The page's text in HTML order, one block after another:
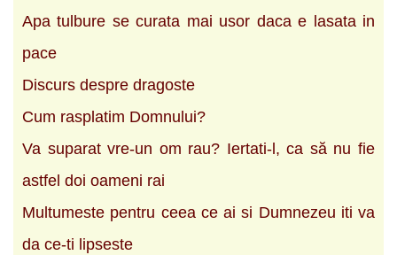
Apa tulbure se curata mai usor daca e lasata in
pace
Discurs despre dragoste
Cum rasplatim Domnului?
Va suparat vre-un om rau? Iertati-l, ca să nu fie
astfel doi oameni rai
Multumeste pentru ceea ce ai si Dumnezeu iti va
da ce-ti lipseste